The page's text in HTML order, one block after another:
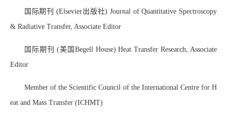
国际期刊 (Elsevier出版社) Journal of Quantitative Spectroscopy
& Radiative Transfer, Associate Editor
国际期刊 (美国Begell House) Heat Transfer Research, Associate
Editor
Member of the Scientific Council of the International Centre for H
eat and Mass Transfer (ICHMT)